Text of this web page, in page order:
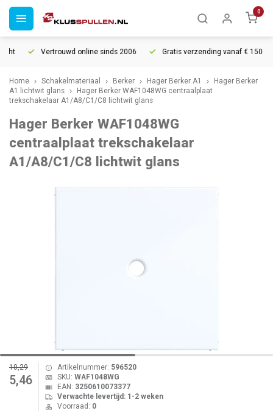
0
Vertrouwd online sinds 2006 Gratis verzending vanaf € 150
Home Schakelmateriaal Berker Hager Berker A1
Hager Berker
A1 lichtwit glans
Hager Berker WAF1048WG centraalplaat
trekschakelaar A1/A8/C1/C8 lichtwit glans
Hager Berker WAF1048WG
centraalplaat trekschakelaar
A1/A8/C1/C8 lichtwit glans
10,29
5,46
Artikelnummer: 596520
SKU: WAF1048WG
EAN: 3250610073377
Verwachte levertijd: 1-2 weken
Voorraad: 0